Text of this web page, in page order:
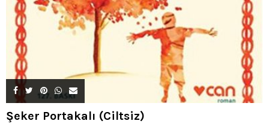
Şeker Portakalı (Ciltsiz)